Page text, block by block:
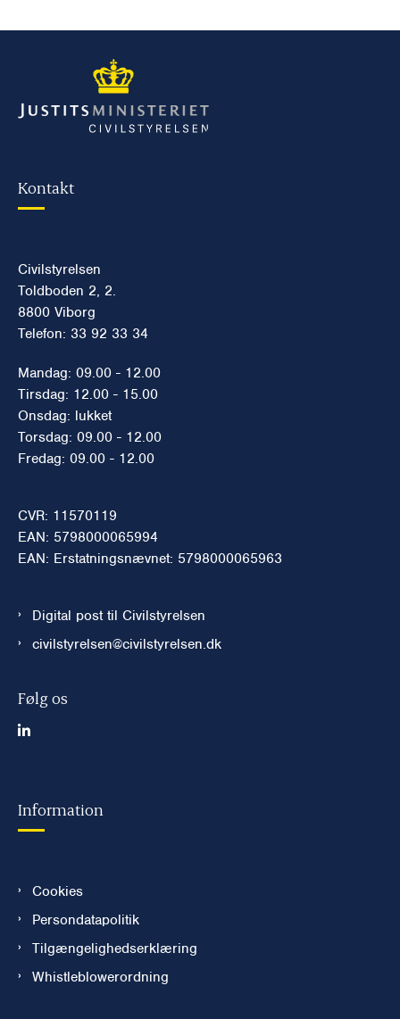
Kontakt
Civilstyrelsen
Toldboden 2, 2.
8800 Viborg
Telefon: 33 92 33 34
Mandag: 09.00 - 12.00
Tirsdag: 12.00 - 15.00
Onsdag: lukket
Torsdag: 09.00 - 12.00
Fredag: 09.00 - 12.00
CVR: 11570119
EAN: 5798000065994
EAN: Erstatningsnævnet: 5798000065963
Digital post til Civilstyrelsen
civilstyrelsen@civilstyrelsen.dk
Følg os
Information
Cookies
Persondatapolitik
Tilgængelighedserklæring
Whistleblowerordning